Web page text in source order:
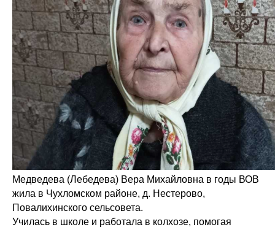
Медведева (Лебедева) Вера Михайловна в годы ВОВ
жила в Чухломском районе, д. Нестерово,
Повалихинского сельсовета.
Училась в школе и работала в колхозе, помогая